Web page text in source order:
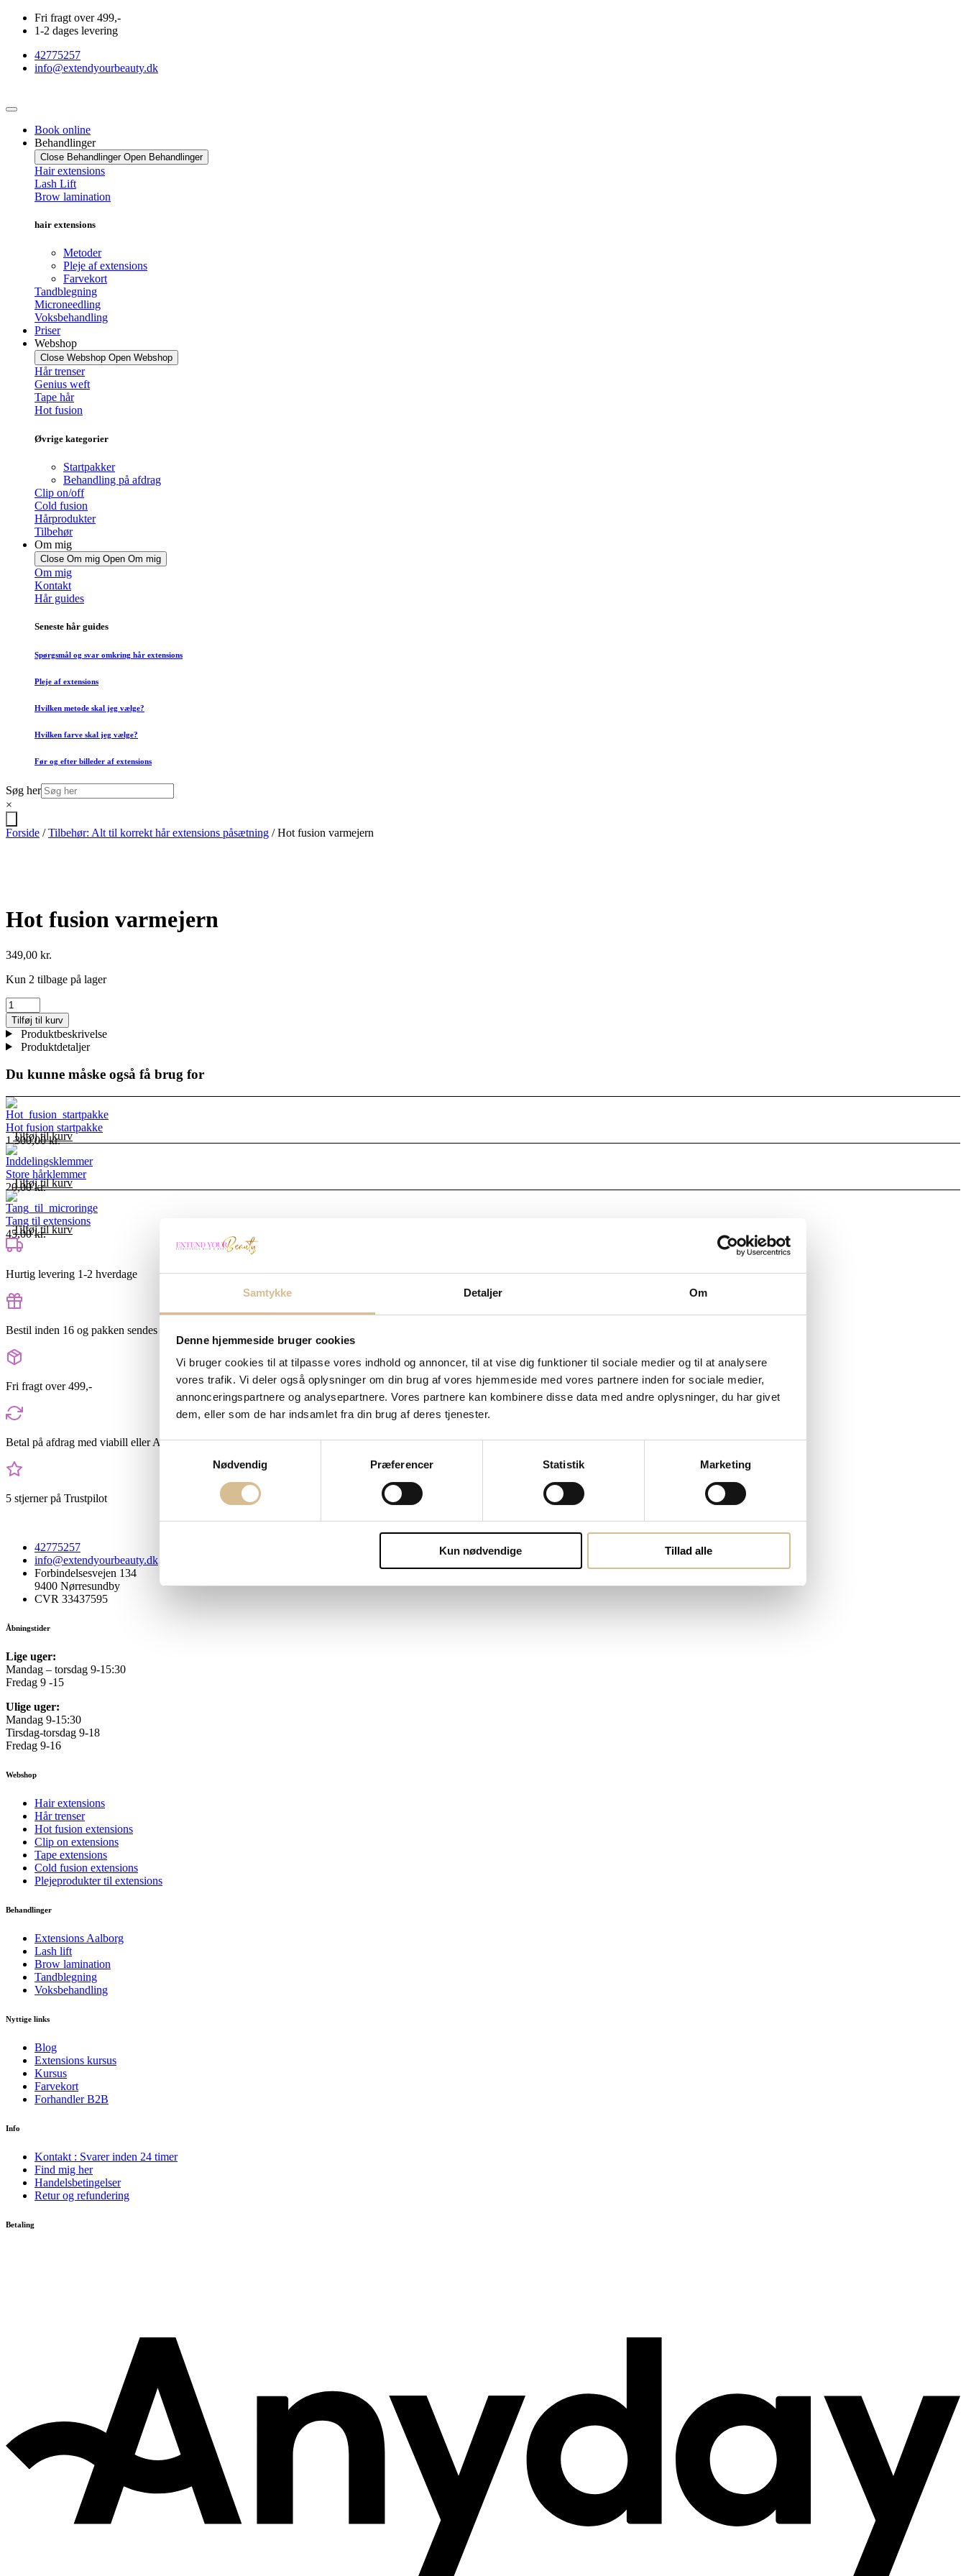
Samtykke Detaljer Om
Denne hjemmeside bruger cookies
Vi bruger cookies til at tilpasse vores indhold og annoncer, til at vise dig funktioner til sociale medier og til at analysere
vores trafik. Vi deler også oplysninger om din brug af vores hjemmeside med vores partnere inden for sociale medier,
annonceringspartnere og analysepartnere. Vores partnere kan kombinere disse data med andre oplysninger, du har givet
dem, eller som de har indsamlet fra din brug af deres tjenester.
Samtykkevalg
Nødvendig
Præferencer Statistik Marketing
Kun nødvendige Tillad alle
VidereFri fragt over 499,-
1-2 dages levering
42775257
info@extendyourbeauty.dk
Book online
Behandlinger
Close Behandlinger Open Behandlinger
Hair extensions
Lash Lift
Brow lamination
hair extensions
Metoder
Pleje af extensions
Farvekort
Tandblegning
Microneedling
Voksbehandling
Priser
Webshop
Close Webshop Open Webshop
Hår trenser
Genius weft
Tape hår
Hot fusion
Øvrige kategorier
Startpakker
Behandling på afdrag
Clip on/off
Cold fusion
Hårprodukter
Tilbehør
Om mig
Close Om mig Open Om mig
Om mig
Kontakt
Hår guides
Seneste hår guides
Spørgsmål og svar omkring hår extensions
Pleje af extensions
Hvilken metode skal jeg vælge?
Hvilken farve skal jeg vælge?
Før og efter billeder af extensions
Søg her
×
Forside /Tilbehør: Alt til korrekt hår extensions påsætning / Hot fusion varmejern
Hot fusion varmejern
349,00 kr.
Kun 2 tilbage på lager
Hot
fusion
varmejern
antal
Tilføj til kurv
Produktbeskrivelse
Produktdetaljer
Du kunne måske også få brug for
Hot fusion startpakke
1.300,00kr.
Tilføj til kurv
Store hårklemmer
20,00kr.
Tilføj til kurv
Tang til extensions
45,00kr.
Tilføj til kurv
Hurtig levering 1-2 hverdage
Bestil inden 16 og pakken sendes samme dag
Fri fragt over 499,-
Betal på afdrag med viabill eller Anyday
5 stjerner på Trustpilot
42775257
info@extendyourbeauty.dk
Forbindelsesvejen 134
9400 Nørresundby
CVR 33437595
Åbningstider
Lige uger:
Mandag – torsdag 9-15:30
Fredag 9 -15
Ulige uger:
Mandag 9-15:30
Tirsdag-torsdag 9-18
Fredag 9-16
Webshop
Hair extensions
Hår trenser
Hot fusion extensions
Clip on extensions
Tape extensions
Cold fusion extensions
Plejeprodukter til extensions
Behandlinger
Extensions Aalborg
Lash lift
Brow lamination
Tandblegning
Voksbehandling
Nyttige links
Blog
Extensions kursus
Kursus
Farvekort
Forhandler B2B
Info
Kontakt : Svarer inden 24 timer
Find mig her
Handelsbetingelser
Retur og refundering
Betaling